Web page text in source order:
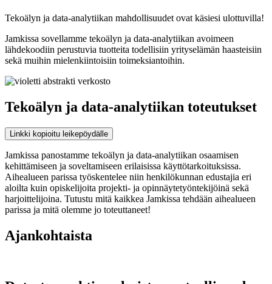
Tekoälyn ja data-analytiikan mahdollisuudet ovat käsiesi ulottuvilla!
Jamkissa sovellamme tekoälyn ja data-analytiikan avoimeen
lähdekoodiin perustuvia tuotteita todellisiin yrityselämän haasteisiin
sekä muihin mielenkiintoisiin toimeksiantoihin.
Tekoälyn ja data-analytiikan toteutukset
Linkki kopioitu leikepöydälle
Jamkissa panostamme tekoälyn ja data-analytiikan osaamisen
kehittämiseen ja soveltamiseen erilaisissa käyttötarkoituksissa.
Aihealueen parissa työskentelee niin henkilökunnan edustajia eri
aloilta kuin opiskelijoita projekti- ja opinnäytetyöntekijöinä sekä
harjoittelijoina. Tutustu mitä kaikkea Jamkissa tehdään aihealueen
parissa ja mitä olemme jo toteuttaneet!
Ajankohtaista